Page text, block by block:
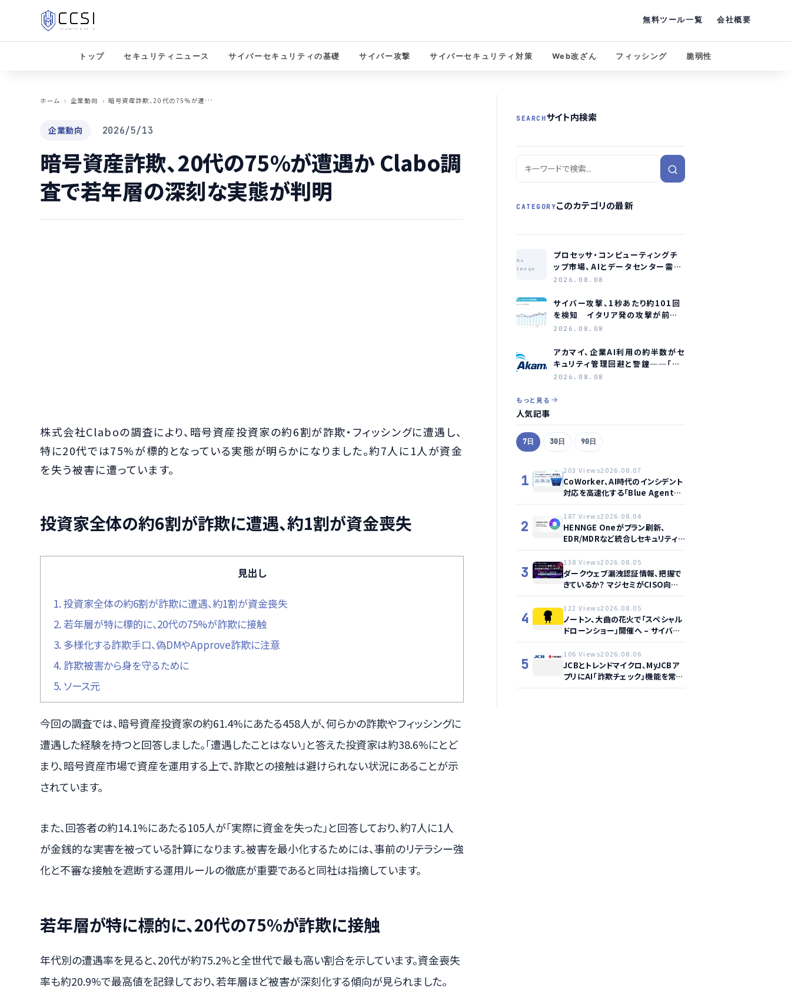
無料ツール一覧 会社概要
トップ セキュリティニュース サイバーセキュリティの基礎 サイバー攻撃 サイバーセキュリティ対策 Web改ざん フィッシング 脆弱性
ホーム
企業動向 暗
号資産詐欺、20代の75%が遭遇か Clabo調査で若年層の深刻な実態が判明
企業動向 2026/5/13
暗号資産詐欺、20代の75%が遭遇か Clabo調
査で若年層の深刻な実態が判明
株式会社Claboの調査により、暗号資産投資家の約6割が詐欺・フィッシングに遭遇し、
特に20代では75%が標的となっている実態が明らかになりました。約7人に1人が資金
を失う被害に遭っています。
投資家全体の約6割が詐欺に遭遇、約1割が資金喪失
見出し
1. 投資家全体の約6割が詐欺に遭遇、約1割が資金喪失
2. 若年層が特に標的に、20代の75%が詐欺に接触
3. 多様化する詐欺手口、偽DMやApprove詐欺に注意
4. 詐欺被害から身を守るために
5. ソース元
今回の調査では、暗号資産投資家の約61.4%にあたる458人が、何らかの詐欺やフィッシングに
遭遇した経験を持つと回答しました。「遭遇したことはない」と答えた投資家は約38.6%にとど
まり、暗号資産市場で資産を運用する上で、詐欺との接触は避けられない状況にあることが示
されています。
また、回答者の約14.1%にあたる105人が「実際に資金を失った」と回答しており、約7人に1人
が金銭的な実害を被っている計算になります。被害を最小化するためには、事前のリテラシー強
化と不審な接触を遮断する運用ルールの徹底が重要であると同社は指摘しています。
若年層が特に標的に、20代の75%が詐欺に接触
年代別の遭遇率を見ると、20代が約75.2%と全世代で最も高い割合を示しています。資金喪失
率も約20.9%で最高値を記録しており、若年層ほど被害が深刻化する傾向が見られました。
SEARCHサイト内検索
CATEGORYこのカテゴリの最新
No
Image
プロセッサ・コンピューティングチ
ップ市場、AIとデータセンター需要
に牽引され2035年に約1.1兆ドル
2026.08.08
サイバー攻撃、1秒あたり約101回
を検知 イタリア発の攻撃が前年
同期比約75倍に急増
2026.08.08
アカマイ、企業AI利用の約半数がセ
キュリティ管理回避と警鐘──「シ
ャドーAI」が新たな脅威に
2026.08.08
もっと見る
人気記事
7日 30日 90日
1
203 Views2026.08.07
CoWorker、AI時代のインシデント
対応を高速化する「Blue Agent
CoWork」を提供開始
2
187 Views2026.08.04
HENNGE Oneがプラン刷新、
EDR/MDRなど統合しセキュリティ
強化へ
3
138 Views2026.08.05
ダークウェブ漏洩認証情報、把握で
きているか？ マジセミがCISO向け
ウェビナー開催へ
4
122 Views2026.08.05
ノートン、大曲の花火で「スペシャル
ドローンショー」開催へ – サイバー
セーフティ啓発
5
106 Views2026.08.06
JCBとトレンドマイクロ、MyJCBア
プリにAI「詐欺チェック」機能を常設
し不正対策を強化